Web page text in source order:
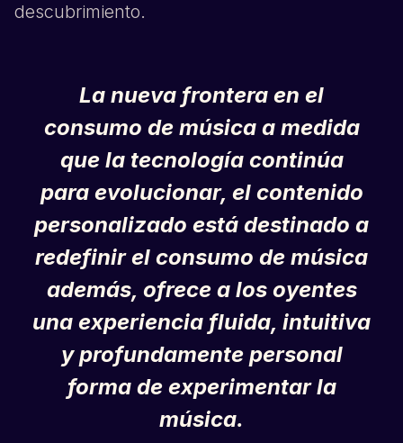
descubrimiento.
La nueva frontera en el
consumo de músicaa medida
que la tecnología continúa
para evolucionar, el contenido
personalizado está destinado a
redefinir el consumo de música
además, ofrece a los oyentes
una experiencia fluida, intuitiva
y profundamente personal
forma de experimentar la
música.